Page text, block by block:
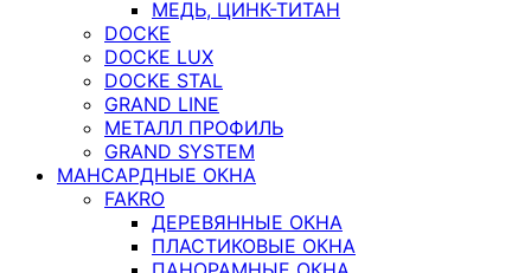
МЕДЬ, ЦИНК-ТИТАН
DOCKE
DOCKE LUX
DOCKE STAL
GRAND LINE
МЕТАЛЛ ПРОФИЛЬ
GRAND SYSTEM
МАНСАРДНЫЕ ОКНА
FAKRO
ДЕРЕВЯННЫЕ ОКНА
ПЛАСТИКОВЫЕ ОКНА